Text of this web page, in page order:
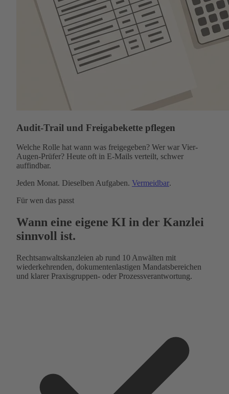
Audit-Trail und Freigabekette pflegen
Welche Rolle hat wann was freigegeben? Wer war Vier-
Augen-Prüfer? Heute oft in E-Mails verteilt, schwer
auffindbar.
Jeden Monat. Dieselben Aufgaben. Vermeidbar.
Für wen das passt
Wann eine eigene KI in der Kanzlei
sinnvoll ist.
Rechtsanwaltskanzleien ab rund 10 Anwälten mit
wiederkehrenden, dokumentenlastigen Mandatsbereichen
und klarer Praxisgruppen- oder Prozessverantwortung.